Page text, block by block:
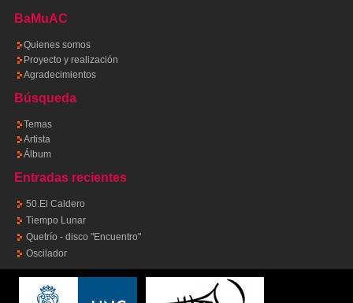
BaMuAC
Quienes somos
Proyecto y realización
Agradecimientos
Búsqueda
Temas
Artista
Álbum
Entradas recientes
50.El Caldero
Tiempo Lunar
Quetrío - disco "Encuentro"
Oscilador